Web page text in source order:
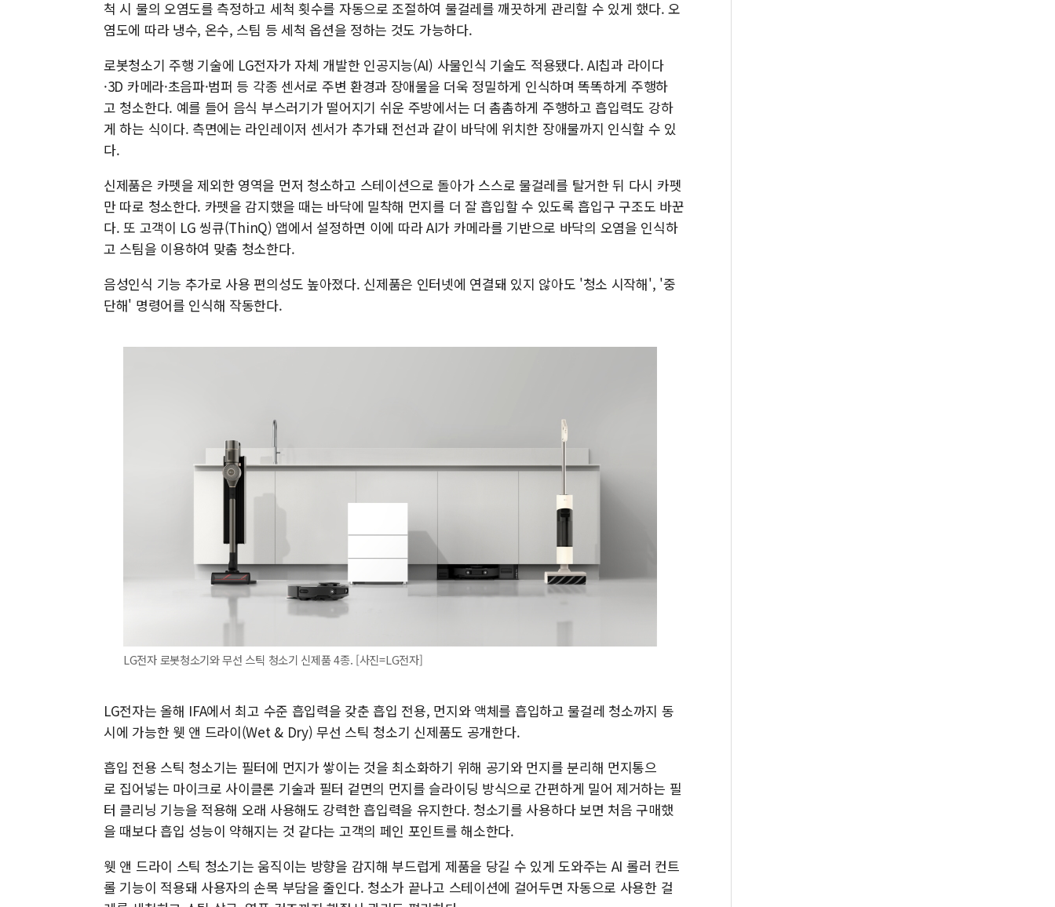
척 시 물의 오염도를 측정하고 세척 횟수를 자동으로 조절하여 물걸레를 깨끗하게 관리할 수 있게 했다. 오
염도에 따라 냉수, 온수, 스팀 등 세척 옵션을 정하는 것도 가능하다.
로봇청소기 주행 기술에 LG전자가 자체 개발한 인공지능(AI) 사물인식 기술도 적용됐다. AI칩과 라이다
·3D 카메라·초음파·범퍼 등 각종 센서로 주변 환경과 장애물을 더욱 정밀하게 인식하며 똑똑하게 주행하
고 청소한다. 예를 들어 음식 부스러기가 떨어지기 쉬운 주방에서는 더 촘촘하게 주행하고 흡입력도 강하
게 하는 식이다. 측면에는 라인레이저 센서가 추가돼 전선과 같이 바닥에 위치한 장애물까지 인식할 수 있
다.
신제품은 카펫을 제외한 영역을 먼저 청소하고 스테이션으로 돌아가 스스로 물걸레를 탈거한 뒤 다시 카펫
만 따로 청소한다. 카펫을 감지했을 때는 바닥에 밀착해 먼지를 더 잘 흡입할 수 있도록 흡입구 구조도 바꾼
다. 또 고객이 LG 씽큐(ThinQ) 앱에서 설정하면 이에 따라 AI가 카메라를 기반으로 바닥의 오염을 인식하
고 스팀을 이용하여 맞춤 청소한다.
음성인식 기능 추가로 사용 편의성도 높아졌다. 신제품은 인터넷에 연결돼 있지 않아도 '청소 시작해', '중
단해' 명령어를 인식해 작동한다.
LG전자 로봇청소기와 무선 스틱 청소기 신제품 4종. [사진=LG전자]
LG전자는 올해 IFA에서 최고 수준 흡입력을 갖춘 흡입 전용, 먼지와 액체를 흡입하고 물걸레 청소까지 동
시에 가능한 웻 앤 드라이(Wet & Dry) 무선 스틱 청소기 신제품도 공개한다.
흡입 전용 스틱 청소기는 필터에 먼지가 쌓이는 것을 최소화하기 위해 공기와 먼지를 분리해 먼지통으
로 집어넣는 마이크로 사이클론 기술과 필터 겉면의 먼지를 슬라이딩 방식으로 간편하게 밀어 제거하는 필
터 클리닝 기능을 적용해 오래 사용해도 강력한 흡입력을 유지한다. 청소기를 사용하다 보면 처음 구매했
을 때보다 흡입 성능이 약해지는 것 같다는 고객의 페인 포인트를 해소한다.
웻 앤 드라이 스틱 청소기는 움직이는 방향을 감지해 부드럽게 제품을 당길 수 있게 도와주는 AI 롤러 컨트
롤 기능이 적용돼 사용자의 손목 부담을 줄인다. 청소가 끝나고 스테이션에 걸어두면 자동으로 사용한 걸